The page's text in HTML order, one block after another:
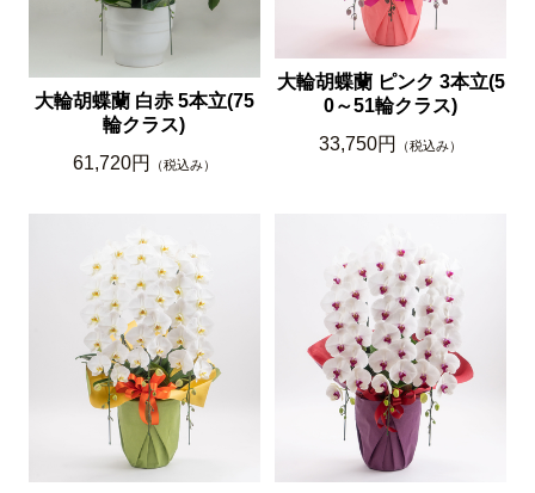
大輪胡蝶蘭 白赤 5本立(75
輪クラス)
61,720円
（税込み）
大輪胡蝶蘭 ピンク 3本立(5
0～51輪クラス)
33,750円
（税込み）